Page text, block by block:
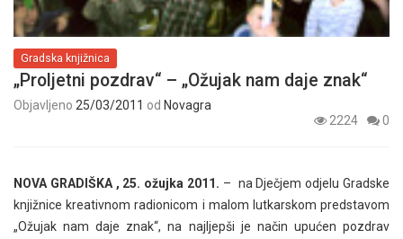
Gradska knjižnica
„Proljetni pozdrav“ – „Ožujak nam daje znak“
Objavljeno 25/03/2011 od Novagra
2224
0
NOVA GRADIŠKA , 25. ožujka 2011. – na Dječjem odjelu Gradske
knjižnice kreativnom radionicom i malom lutkarskom predstavom
„Ožujak nam daje znak“, na najljepši je način upućen pozdrav